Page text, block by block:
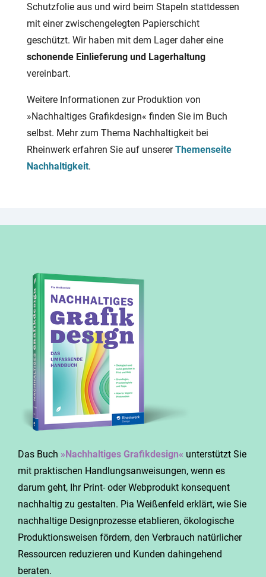
Schutzfolie aus und wird beim Stapeln stattdessen
mit einer zwischengelegten Papierschicht
geschützt. Wir haben mit dem Lager daher eine
schonende Einlieferung und Lagerhaltung
vereinbart.
Weitere Informationen zur Produktion von
»Nachhaltiges Grafikdesign« finden Sie im Buch
selbst. Mehr zum Thema Nachhaltigkeit bei
Rheinwerk erfahren Sie auf unsererThemenseite
Nachhaltigkeit.
Das Buch »Nachhaltiges Grafikdesign« unterstützt Sie
mit praktischen Handlungsanweisungen, wenn es
darum geht, Ihr Print- oder Webprodukt konsequent
nachhaltig zu gestalten. Pia Weißenfeld erklärt, wie Sie
nachhaltige Designprozesse etablieren, ökologische
Produktionsweisen fördern, den Verbrauch natürlicher
Ressourcen reduzieren und Kunden dahingehend
beraten.